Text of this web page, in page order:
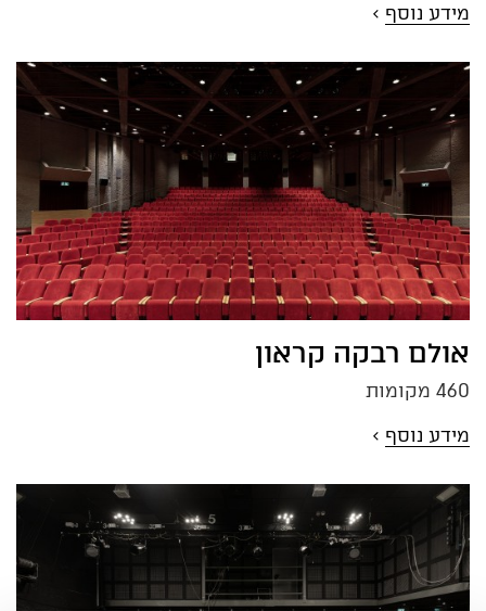
מידע נוסף >
אולם רבקה קראון
460 מקומות
מידע נוסף >